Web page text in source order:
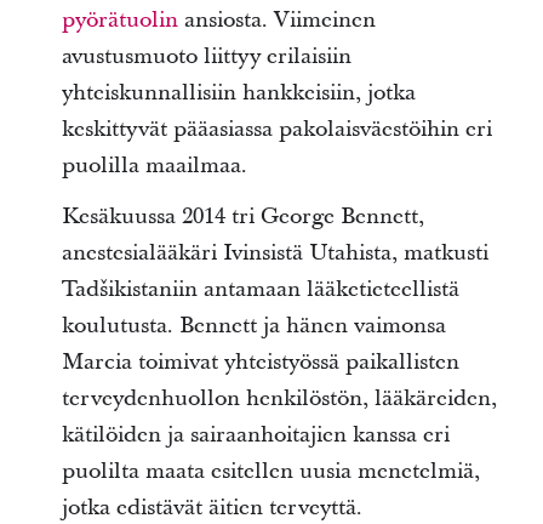
pyörätuolinansiosta. Viimeinen
avustusmuoto liittyy erilaisiin
yhteiskunnallisiin hankkeisiin, jotka
keskittyvät pääasiassa pakolaisväestöihin eri
puolilla maailmaa.
Kesäkuussa 2014 tri George Bennett,
anestesialääkäri Ivinsistä Utahista, matkusti
Tadšikistaniin antamaan lääketieteellistä
koulutusta. Bennett ja hänen vaimonsa
Marcia toimivat yhteistyössä paikallisten
terveydenhuollon henkilöstön, lääkäreiden,
kätilöiden ja sairaanhoitajien kanssa eri
puolilta maata esitellen uusia menetelmiä,
jotka edistävät äitien terveyttä.